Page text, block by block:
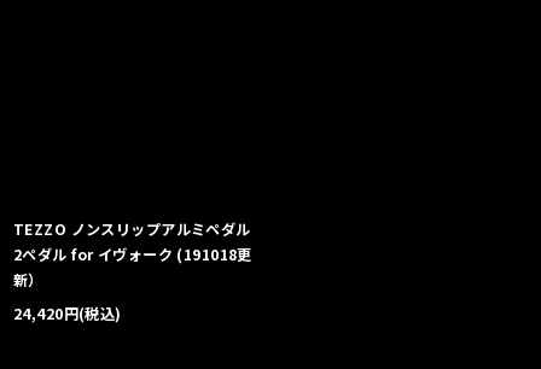
TEZZO ノンスリップアルミペダル
2ペダル for イヴォーク (191018更
新）
24,420円(税込)